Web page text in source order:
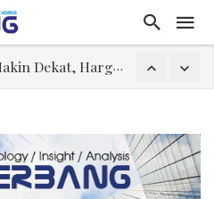
Pakar: Ekonomi Dekati Titik Hancur, Presiden: Tekanan Asing Jadi Pemicu Krisis
Abdul El-Sayed Selangkah Lagi Menuju Senat AS
H-6N